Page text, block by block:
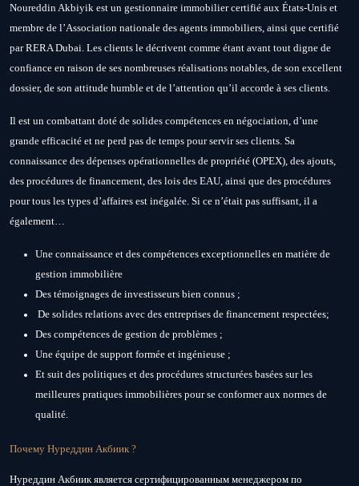
Noureddin Akbiyik est un gestionnaire immobilier certifié aux États-Unis et
membre de l’Association nationale des agents immobiliers, ainsi que certifié
par RERA Dubai. Les clients le décrivent comme étant avant tout digne de
confiance en raison de ses nombreuses réalisations notables, de son excellent
dossier, de son attitude humble et de l’attention qu’il accorde à ses clients.
Il est un combattant doté de solides compétences en négociation, d’une
grande efficacité et ne perd pas de temps pour servir ses clients. Sa
connaissance des dépenses opérationnelles de propriété (OPEX), des ajouts,
des procédures de financement, des lois des EAU, ainsi que des procédures
pour tous les types d’affaires est inégalée. Si ce n’était pas suffisant, il a
également…
Une connaissance et des compétences exceptionnelles en matière de
gestion immobilière
Des témoignages de investisseurs bien connus ;
De solides relations avec des entreprises de financement respectées;
Des compétences de gestion de problèmes ;
Une équipe de support formée et ingénieuse ;
Et suit des politiques et des procédures structurées basées sur les
meilleures pratiques immobilières pour se conformer aux normes de
qualité.
Почему Нуреддин Акбиик ?
Нуреддин Акбиик является сертифицированным менеджером по